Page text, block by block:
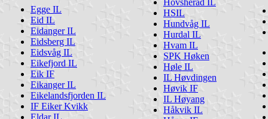
Egge IL
Eid IL
Eidanger IL
Eidsberg IL
Eidsvåg IL
Eikefjord IL
Eik IF
Eikanger IL
Eikelandsfjorden IL
IF Eiker Kvikk
Eldar IL
HSIL
Hundvåg IL
Hurdal IL
Hvam IL
SPK Høken
Høle IL
IL Høvdingen
Høvik IF
IL Høyang
Håkvik IL